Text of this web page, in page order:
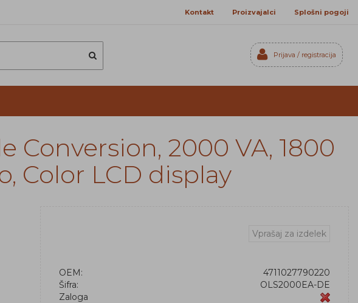
Kontakt Proizvajalci Splošni pogoji
Registriraj se
Prijava / registracija
Conversion, 2000 VA, 1800
Color LCD display
Vprašaj za izdelek
OEM:
4711027790220
Šifra:
OLS2000EA-DE
Zaloga